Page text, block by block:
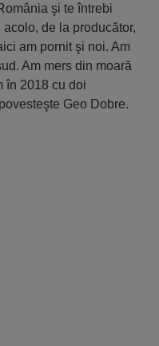
şi te întrebi
de la producător,
am pornit şi noi. Am
Am mers din moară
în 2018 cu doi
Geo Dobre.